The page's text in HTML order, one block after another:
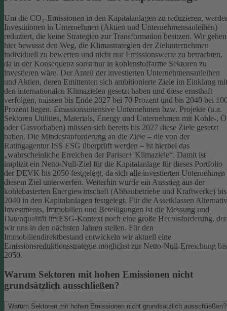
Um die CO₂-Emissionen in den Kapitalanlagen zu reduzieren,
Investitionen in Unternehmen (Aktien und Unternehmensanleihen)
reduziert, die keine Strategien zur Transformation besitzen. Wir gehen
hier bewusst den Weg, die Klimastrategien der Zielunternehmen
individuell zu bewerten und nicht nur Emissionswerte zu betrachten,
da in der Konsequenz sonst nur in kohlenstoffarme Sektoren zu
investieren wäre. Der Anteil der investierten Unternehmensanleihen
und Aktien, deren Emittenten sich ambitionierte Ziele im Einklang mit
den internationalen Klimazielen gesetzt haben und diese ernsthaft
verfolgen, müssen bis Ende 2027 bei 70 Prozent und bis 2040 bei
Prozent liegen. Emissionsintensive Unternehmen bzw. Projekte (u.a.
Sektoren Utilities, Materials, Energy und Unternehmen mit Kohle-,
oder Gasvorhaben) müssen sich bereits bis 2027 diese Ziele gesetzt
haben. Die Mindestanforderung an die Ziele – die von der
Ratingagentur ISS ESG überprüft werden – ist hierbei das
„wahrscheinliche Erreichen der Pariser+ Klimaziele“. Damit ist
implizit ein Netto-Null-Ziel für die Kapitalanlage für dieses Portfolio
der DEVK bis 2050 festgelegt, da sich alle investierten Unternehmen
diesem Ziel unterwerfen. Weiterhin wurde ein Ausstieg aus der
kohlebasierten Energiewirtschaft (Abbaubetriebe und Kraftwerke) bis
2040 in den Kapitalanlagen festgelegt. Für die Assetklassen
Investments, Immobilien und Beteiligungen ist die Messung und
Datenqualität im ESG-Kontext noch eine große Herausforderung, der
wir uns in den nächsten Jahren stellen. Für den
Immobiliendirektbestand entwickeln wir aktuell eine
Emissionsreduktionsstrategie möglichst zur Netto-Null-Erreichung bis
2050.
Warum Sektoren mit hohen Emissionen nicht
grundsätzlich ausschließen?
Warum Sektoren mit hohen Emissionen nicht grundsätzlich ausschließen?